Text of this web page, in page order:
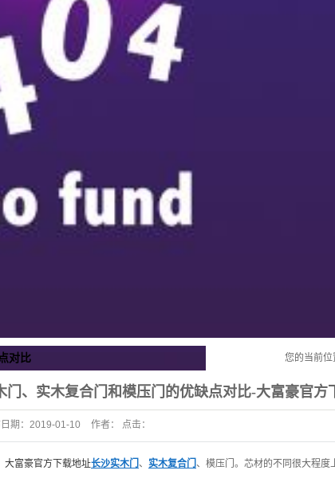
对比 您的当前位
门、实木复合门和模压门的优缺点对比-大富豪官方
期： 2019-01-10 作者： 点击：
大富豪官方下载地址长沙实木门 、 实木复合门 、模压门。芯材的不同很大程度